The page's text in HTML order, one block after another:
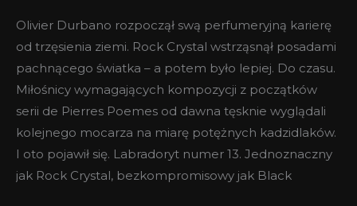
Olivier Durbano rozpoczął swą perfumeryjną karierę
od trzęsienia ziemi. Rock Crystal wstrząsnął posadami
pachnącego światka – a potem było lepiej. Do czasu.
Miłośnicy wymagających kompozycji z początków
serii de Pierres Poemes od dawna tęsknie wyglądali
kolejnego mocarza na miarę potężnych kadzidlaków.
I oto pojawił się. Labradoryt numer 13. Jednoznaczny
jak Rock Crystal, bezkompromisowy jak Black